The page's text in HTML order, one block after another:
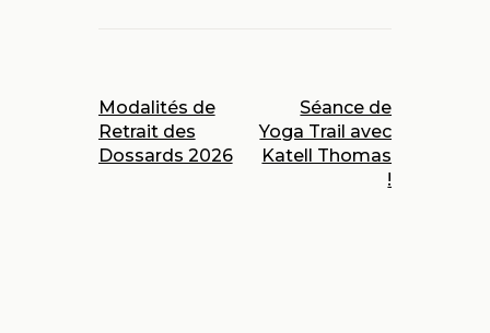
Modalités de
Retrait des
Dossards 2026
Séance de
Yoga Trail avec
Katell Thomas
!